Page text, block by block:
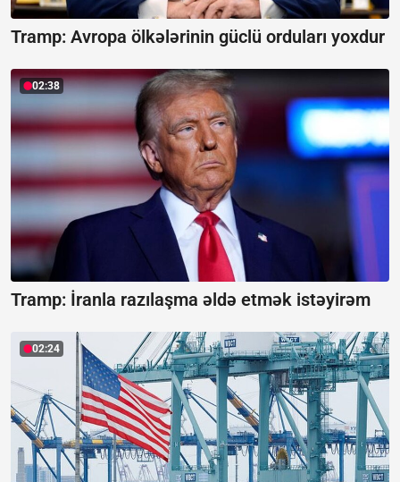
Tramp: Avropa ölkələrinin güclü orduları yoxdur
02:38
Tramp: İranla razılaşma əldə etmək istəyirəm
02:24